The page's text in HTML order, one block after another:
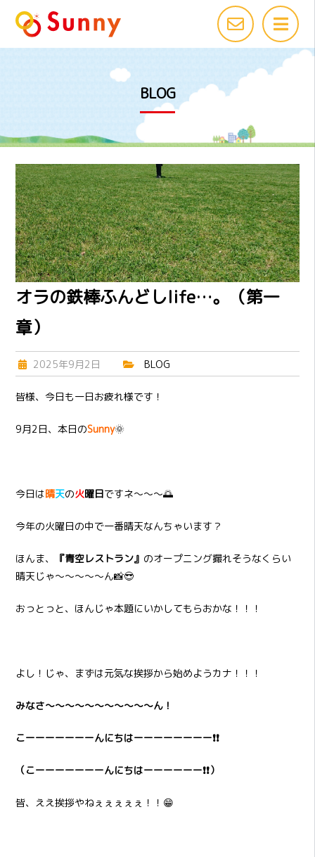
BLOG
オラの鉄棒ふんどしlife…。（第一
章）
2025年9月2日 BLOG
皆様、今日も一日お疲れ様です！
9月2日、本日のSunny🌞
今日は晴天の火曜日ですネ～～～🌅
今年の火曜日の中で一番晴天なんちゃいます？
ほんま、 『青空レストラン』 のオープニング撮れそうなくらい
晴天じゃ～～～～～ん📸😎
おっとっと、ほんじゃ本題にいかしてもらおかな！！！
よし！じゃ、まずは元気な挨拶から始めようカナ！！！
みなさ～～～～～～～～～～～ん！
こーーーーーーーんにちはーーーーーーーー❗❗
（こーーーーーーーんにちはーーーーーー❗❗）
皆、ええ挨拶やねぇぇぇぇぇ！！😁